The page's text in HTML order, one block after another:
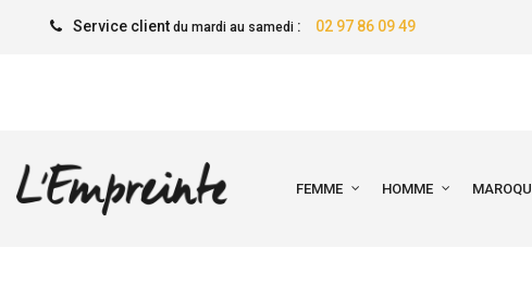
Service client du mardi au samedi: 02 97 86 09 49
FEMME HOMME